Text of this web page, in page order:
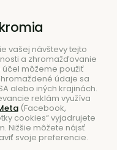
vašej návštevy tejto
a zhromažďovanie
účel môžeme použiť
údaje sa
alebo iných krajinách.
reklám využíva
(Facebook,
cookies“ vyjadrujete
Nižšie môžete nájsť
svoje preferencie.